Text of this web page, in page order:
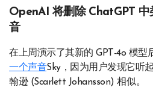
OpenAI 将删除 ChatGPT 中
音
在上周演示了其新的 GPT-4o 模型
一个声音Sky，因为用户发现它听
翰逊 (Scarlett Johansson) 相似。